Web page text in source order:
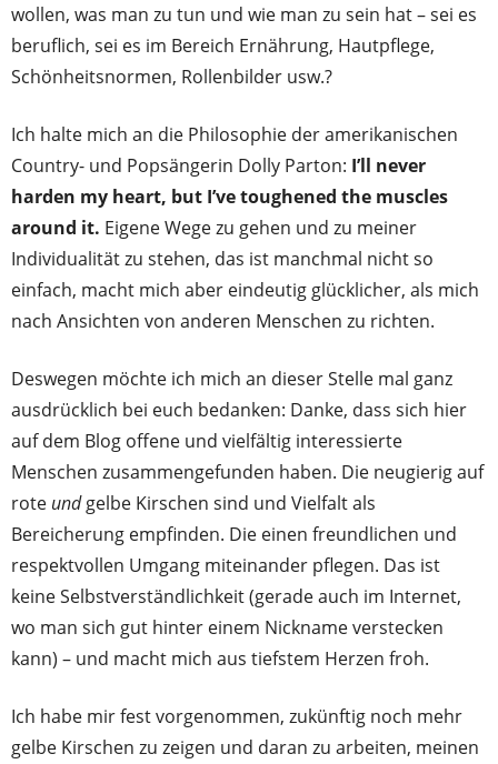
wollen, was man zu tun und wie man zu sein hat – sei es
beruflich, sei es im Bereich Ernährung, Hautpflege,
Schönheitsnormen, Rollenbilder usw.?
Ich halte mich an die Philosophie der amerikanischen
Country- und Popsängerin Dolly Parton: I’ll never
harden my heart, but I’ve toughened the muscles
around it. Eigene Wege zu gehen und zu meiner
Individualität zu stehen, das ist manchmal nicht so
einfach, macht mich aber eindeutig glücklicher, als mich
nach Ansichten von anderen Menschen zu richten.
Deswegen möchte ich mich an dieser Stelle mal ganz
ausdrücklich bei euch bedanken: Danke, dass sich hier
auf dem Blog offene und vielfältig interessierte
Menschen zusammengefunden haben. Die neugierig auf
rote undgelbe Kirschen sind und Vielfalt als
Bereicherung empfinden. Die einen freundlichen und
respektvollen Umgang miteinander pflegen. Das ist
keine Selbstverständlichkeit (gerade auch im Internet,
wo man sich gut hinter einem Nickname verstecken
kann) – und macht mich aus tiefstem Herzen froh.
Ich habe mir fest vorgenommen, zukünftig noch mehr
gelbe Kirschen zu zeigen und daran zu arbeiten, meinen